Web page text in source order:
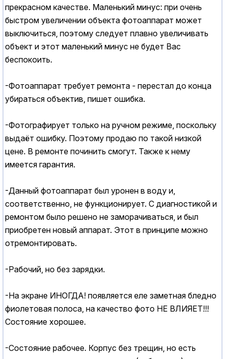
прекрасном качестве. Маленький минус: при очень
быстром увеличении объекта фотоаппарат может
выключиться, поэтому следует плавно увеличивать
объект и этот маленький минус не будет Вас
беспокоить.
-Фотоаппарат требует ремонта - перестал до конца
убираться объектив, пишет ошибка.
-Фотографирует только на ручном режиме, поскольку
выдаёт ошибку. Поэтому продаю по такой низкой
цене. В ремонте починить смогут. Также к нему
имеется гарантия.
-Данный фотоаппарат был уронен в воду и,
соответственно, не функционирует. С диагностикой и
ремонтом было решено не заморачиваться, и был
приобретен новый аппарат. Этот в принципе можно
отремонтировать.
-Рабочий, но без зарядки.
-На экране ИНОГДА! появляется еле заметная бледно
фиолетовая полоса, на качество фото НЕ ВЛИЯЕТ!!!
Состояние хорошее.
-Состояние рабочее. Корпус без трещин, но есть